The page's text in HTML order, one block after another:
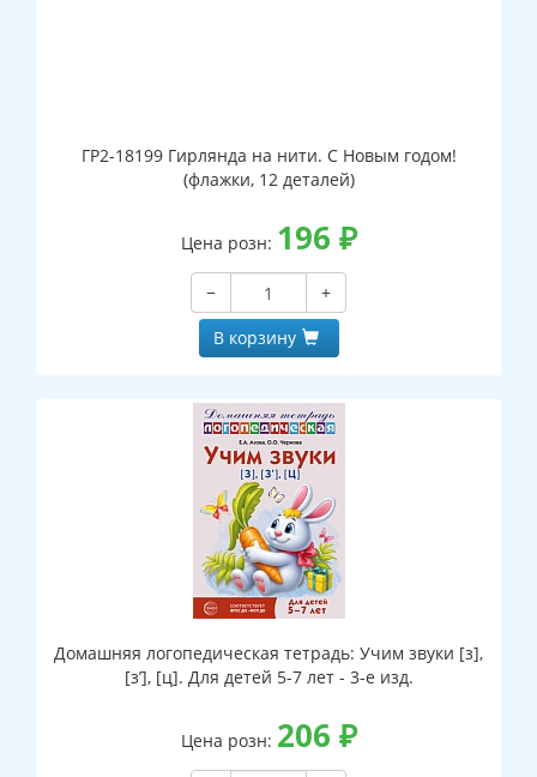
ГР2-18199 Гирлянда на нити. С Новым годом!
(флажки, 12 деталей)
Цена розн: 196 ₽
−
+
В корзину
Домашняя логопедическая тетрадь: Учим звуки [з],
[з’], [ц]. Для детей 5-7 лет - 3-е изд.
Цена розн: 206 ₽